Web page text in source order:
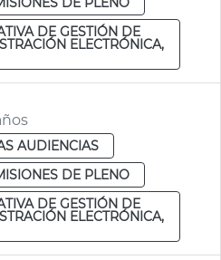
DE GESTIÓN DE
ELECTRÓNICA,
AUDIENCIAS
DE PLENO
DE GESTIÓN DE
ELECTRÓNICA,